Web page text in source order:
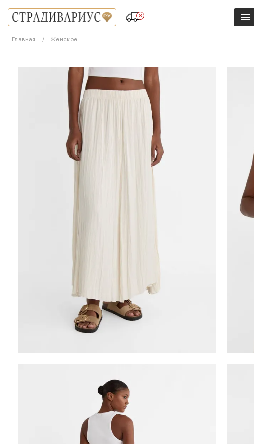
8
Главная Женское